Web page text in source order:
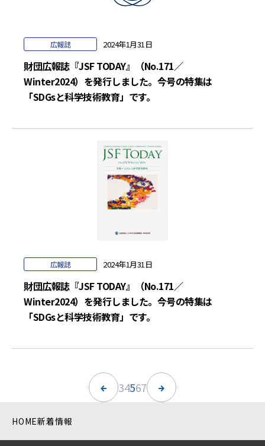
2024年1月31日
広報誌
財団広報誌『JSF TODAY』（No.171／
Winter2024）を発行しました。今号の特集は
「SDGsと科学技術教育」です。
2024年1月31日
広報誌
財団広報誌『JSF TODAY』（No.171／
Winter2024）を発行しました。今号の特集は
「SDGsと科学技術教育」です。
34567
HOME新着情報